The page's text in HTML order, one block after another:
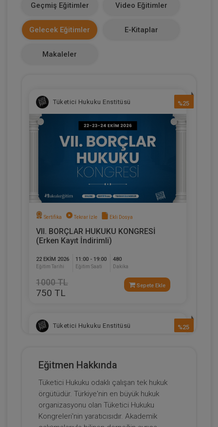
Makale Sayısı
0
Geçmiş Eğitimler Video Eğitimler
Gelecek Eğitimler E-Kitaplar
Makaleler
%25
Tüketici Hukuku Enstitüsü
Sertifika Tekrar İzle Ekli Dosya
VII. BORÇLAR HUKUKU KONGRESİ
(Erken Kayıt İndirimli)
22 EKIM 2026
Eğitim Tarihi
11:00 - 19:00
Eğitim Saati
480
Dakika
1000 TL
750 TL
Sepete Ekle
%25
Tüketici Hukuku Enstitüsü
Eğitmen Hakkında
Tüketici Hukuku odaklı çalışan tek hukuk
örgütüdür. Türkiye'nin en büyük hukuk
organizasyonu olan Tüketici Hukuku
Kongreleri'nin yaratıcısıdır. Akademik